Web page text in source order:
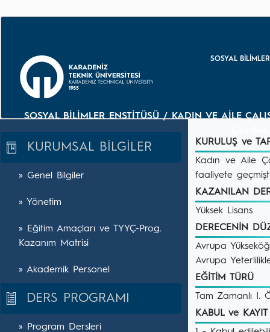
SOSYAL
SOSYAL BİLİMLER ENSTİTÜSÜ / KADIN VE AİLE
KURUMSAL BİLGİLER
» Genel Bilgiler
» Yönetim
» Eğitim Amaçları ve TYYÇ-Prog.
Kazanım Matrisi
» Akademik Personel
DERS PROGRAMI
» Program Dersleri
KURULUŞ ve
Kadın ve Aile
faaliyete
KAZANILAN
Yüksek Lisans
DERECENİN
Avrupa
Avrupa
EĞİTİM TÜRÜ
Tam Zamanlı I.
KABUL ve